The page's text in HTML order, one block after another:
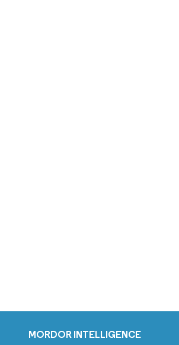
MORDOR INTELLIGENCE